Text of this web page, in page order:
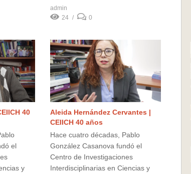
admin
24
0
40
el
y
Aleida Hernández Cervantes |
CEIICH 40 años
Hace cuatro décadas, Pablo
González Casanova fundó el
Centro de Investigaciones
Interdisciplinarias en Ciencias y